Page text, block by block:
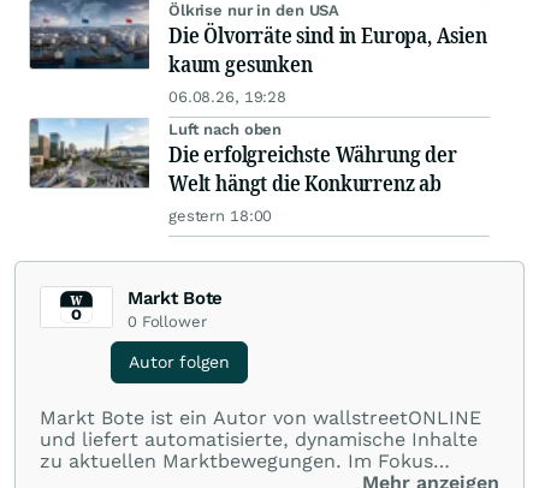
Ölkrise nur in den USA
Die Ölvorräte sind in Europa, Asien
kaum gesunken
06.08.26, 19:28
Luft nach oben
Die erfolgreichste Währung der
Welt hängt die Konkurrenz ab
gestern 18:00
Markt Bote
0 Follower
Autor folgen
Markt Bote ist ein Autor von wallstreetONLINE
und liefert automatisierte, dynamische Inhalte
zu aktuellen Marktbewegungen. Im Fokus
stehen Tops und Flops, Branchentrends und
Mehr anzeigen